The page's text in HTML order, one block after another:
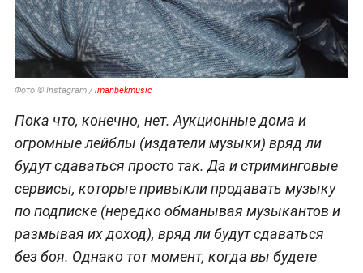
Фото © Instagram /imanbekmusic
Пока что, конечно, нет. Аукционные дома и
огромные лейблы (издатели музыки) вряд ли
будут сдаваться просто так. Да и стриминговые
сервисы, которые привыкли продавать музыку
по подписке (нередко обманывая музыкантов и
размывая их доход), вряд ли будут сдаваться
без боя. Однако тот момент, когда вы будете